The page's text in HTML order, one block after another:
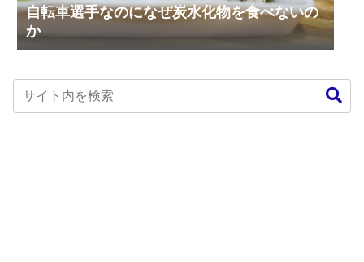
自転車選手なのになぜ炭水化物を食べないの
か